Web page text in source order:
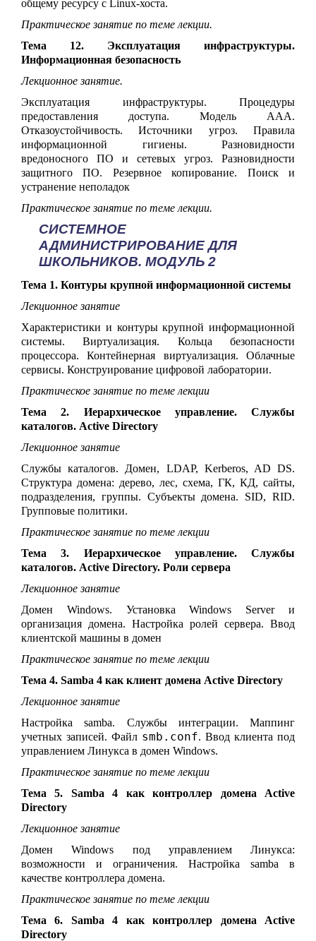
общему ресурсу с Linux-хоста.
Практическое занятие по теме лекции.
Тема 12. Эксплуатация инфраструктуры.
Информационная безопасность
Лекционное занятие.
Эксплуатация инфраструктуры. Процедуры
предоставления доступа. Модель ААА.
Отказоустойчивость. Источники угроз. Правила
информационной гигиены. Разновидности
вредоносного ПО и сетевых угроз. Разновидности
защитного ПО. Резервное копирование. Поиск и
устранение неполадок
Практическое занятие по теме лекции.
СИСТЕМНОЕ
АДМИНИСТРИРОВАНИЕ ДЛЯ
ШКОЛЬНИКОВ. МОДУЛЬ 2
Тема 1. Контуры крупной информационной системы
Лекционное занятие
Характеристики и контуры крупной информационной
системы. Виртуализация. Кольца безопасности
процессора. Контейнерная виртуализация. Облачные
сервисы. Конструирование цифровой лаборатории.
Практическое занятие по теме лекции
Тема 2. Иерархическое управление. Службы
каталогов. Active Directory
Лекционное занятие
Службы каталогов. Домен, LDAP, Kerberos, AD DS.
Структура домена: дерево, лес, схема, ГК, КД, сайты,
подразделения, группы. Субъекты домена. SID, RID.
Групповые политики.
Практическое занятие по теме лекции
Тема 3. Иерархическое управление. Службы
каталогов. Active Directory. Роли сервера
Лекционное занятие
Домен
Windows. Установка Windows Server и
организация домена. Настройка ролей сервера. Ввод
клиентской машины в домен
Практическое занятие по теме лекции
Тема 4. Samba 4 как клиент домена Active Directory
Лекционное занятие
Настройка samba. Службы интеграции. Маппинг
учетных записей. Файл smb.conf. Ввод клиента под
управлением Линукса в домен Windows.
Практическое занятие по теме лекции
Тема 5. Samba 4 как контроллер домена Active
Directory
Лекционное занятие
Домен Windows под управлением Линукса:
возможности и ограничения. Настройка samba в
качестве контроллера домена.
Практическое занятие по теме лекции
Тема 6. Samba 4 как контроллер домена Active
Directory